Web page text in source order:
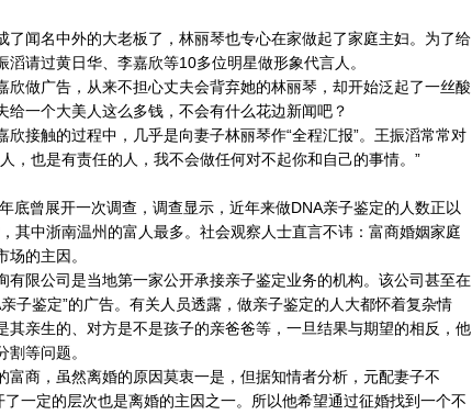
闻名中外的大老板了，林丽琴也专心在家做起了家庭主妇。为了给
请过黄日华、李嘉欣等10多位明星做形象代言人。
做广告，从来不担心丈夫会背弃她的林丽琴，却开始泛起了一丝酸
给一个大美人这么多钱，不会有什么花边新闻吧？
接触的过程中，几乎是向妻子林丽琴作“全程汇报”。王振滔常常对
，也是有责任的人，我不会做任何对不起你和自己的事情。”
曾展开一次调查，调查显示，近年来做DNA亲子鉴定的人数正以
其中浙南温州的富人最多。社会观察人士直言不讳：富商婚姻家庭
的主因。
限公司是当地第一家公开承接亲子鉴定业务的机构。该公司甚至在
子鉴定”的广告。有关人员透露，做亲子鉴定的人大都怀着复杂情
其亲生的、对方是不是孩子的亲爸爸等，一旦结果与期望的相反，他
等问题。
商，虽然离婚的原因莫衷一是，但据知情者分析，元配妻子不
了一定的层次也是离婚的主因之一。所以他希望通过征婚找到一个不